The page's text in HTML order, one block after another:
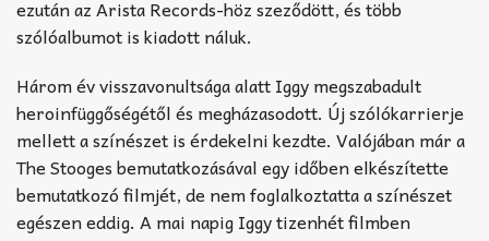
ezután az Arista Records-höz szeződött, és több
szólóalbumot is kiadott náluk.
Három év visszavonultsága alatt Iggy megszabadult
heroinfüggőségétől és megházasodott. Új szólókarrierje
mellett a színészet is érdekelni kezdte. Valójában már a
The Stooges bemutatkozásával egy időben elkészítette
bemutatkozó filmjét, de nem foglalkoztatta a színészet
egészen eddig. A mai napig Iggy tizenhét filmben